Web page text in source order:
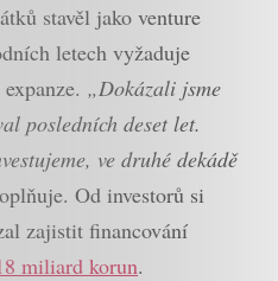
stavěl jako venture
letech vyžaduje
„Dokázali jsme
posledních deset let.
ve druhé dekádě
Od investorů si
zajistit financování
miliard korun.